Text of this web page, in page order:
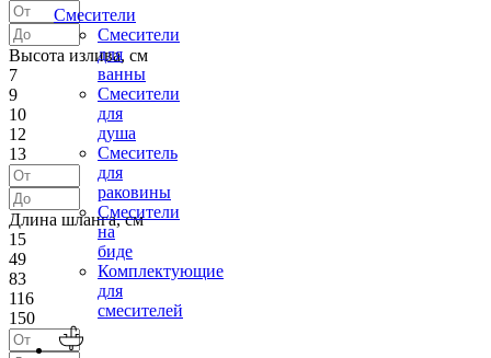
Смесители
Смесители
для
ванны
Смесители
для
душа
Смеситель
для
раковины
Смесители
на
биде
Комплектующие
для
смесителей
Высота излива, см
7
9
10
12
13
Длина шланга, см
15
49
83
116
150